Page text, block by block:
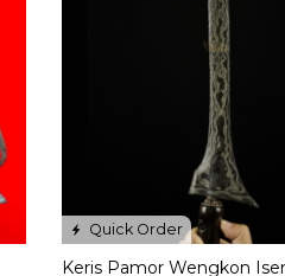
Quick Order
Keris Pamor Wengkon